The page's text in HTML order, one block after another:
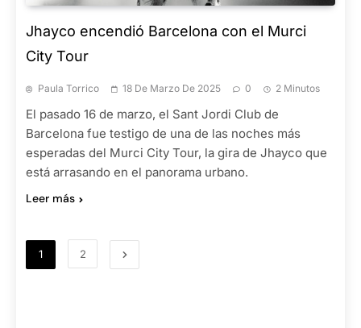
Jhayco encendió Barcelona con el Murci
City Tour
Paula Torrico 18 De Marzo De 2025 0 2 Minutos
El pasado 16 de marzo, el Sant Jordi Club de
Barcelona fue testigo de una de las noches más
esperadas del Murci City Tour, la gira de Jhayco que
está arrasando en el panorama urbano.
Leer más
1 2